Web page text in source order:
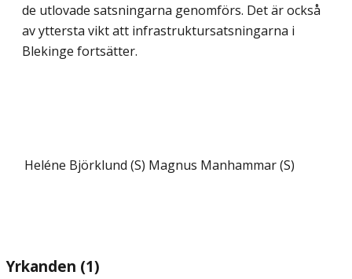
de utlovade satsningarna genomförs. Det är också
av yttersta vikt att infrastruktursatsningarna i
Blekinge fortsätter.
Heléne Björklund (S) Magnus Manhammar (S)
Yrkanden (1)